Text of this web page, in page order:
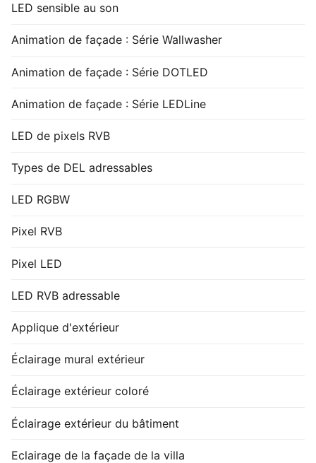
LED sensible au son
Animation de façade : Série Wallwasher
Animation de façade : Série DOTLED
Animation de façade : Série LEDLine
LED de pixels RVB
Types de DEL adressables
LED RGBW
Pixel RVB
Pixel LED
LED RVB adressable
Applique d'extérieur
Éclairage mural extérieur
Éclairage extérieur coloré
Éclairage extérieur du bâtiment
Eclairage de la façade de la villa